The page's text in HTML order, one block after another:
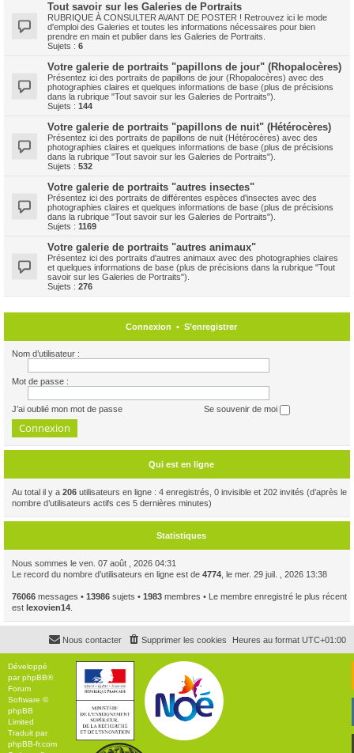
Tout savoir sur les Galeries de Portraits
RUBRIQUE À CONSULTER AVANT DE POSTER ! Retrouvez ici le mode
d'emploi des Galeries et toutes les informations nécessaires pour bien
prendre en main et publier dans les Galeries de Portraits.
Sujets : 6
Votre galerie de portraits "papillons de jour" (Rhopalocères)
Présentez ici des portraits de papillons de jour (Rhopalocères) avec des
photographies claires et quelques informations de base (plus de précisions
dans la rubrique "Tout savoir sur les Galeries de Portraits").
Sujets : 144
Votre galerie de portraits "papillons de nuit" (Hétérocères)
Présentez ici des portraits de papillons de nuit (Hétérocères) avec des
photographies claires et quelques informations de base (plus de précisions
dans la rubrique "Tout savoir sur les Galeries de Portraits").
Sujets : 532
Votre galerie de portraits "autres insectes"
Présentez ici des portraits de différentes espèces d'insectes avec des
photographies claires et quelques informations de base (plus de précisions
dans la rubrique "Tout savoir sur les Galeries de Portraits").
Sujets : 1169
Votre galerie de portraits "autres animaux"
Présentez ici des portraits d'autres animaux avec des photographies claires
et quelques informations de base (plus de précisions dans la rubrique "Tout
savoir sur les Galeries de Portraits").
Sujets : 276
Connexion • S’enregistrer
Nom d’utilisateur :
Mot de passe :
J’ai oublié mon mot de passe Se souvenir de moi
Qui est en ligne
Au total il y a 206 utilisateurs en ligne : 4 enregistrés, 0 invisible et 202 invités (d’après le
nombre d’utilisateurs actifs ces 5 dernières minutes)
Statistiques
Nous sommes le ven. 07 août , 2026 04:31
Le record du nombre d’utilisateurs en ligne est de 4774 , le mer. 29 juil. , 2026 13:38
76066 messages • 13986 sujets • 1983 membres • Le membre enregistré le plus récent
est lexovien14
Heures au format UTC+01:00
Supprimer les cookies
Nous contacter
Développé
parphpBB®
Forum
Software ©
phpBB
Limited
Traduit par
phpBB-fr.com